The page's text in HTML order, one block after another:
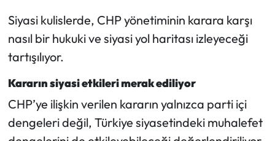
Siyasi kulislerde, CHP yönetiminin karara karşı
nasıl bir hukuki ve siyasi yol haritası izleyeceği
tartışılıyor.
Kararın siyasi etkileri merak ediliyor
CHP’ye ilişkin verilen kararın yalnızca parti içi
dengeleri değil, Türkiye siyasetindeki muhalefet